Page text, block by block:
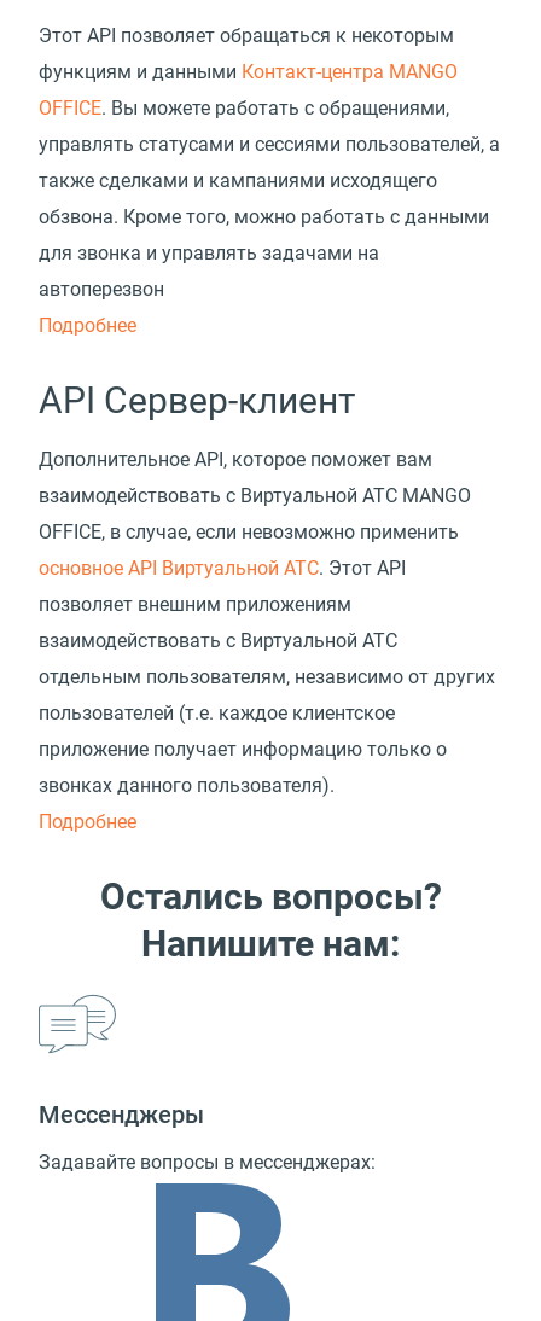
Этот API позволяет обращаться к некоторым
функциям и данными Контакт-центра MANGO
OFFICE. Вы можете работать с обращениями,
управлять статусами и сессиями пользователей, а
также сделками и кампаниями исходящего
обзвона. Кроме того, можно работать с данными
для звонка и управлять задачами на
автоперезвон
Подробнее
API Сервер-клиент
Дополнительное API, которое поможет вам
взаимодействовать с Виртуальной АТС MANGO
OFFICE, в случае, если невозможно применить
основное API Виртуальной АТС. Этот API
позволяет внешним приложениям
взаимодействовать с Виртуальной АТС
отдельным пользователям, независимо от других
пользователей (т.е. каждое клиентское
приложение получает информацию только о
звонках данного пользователя).
Подробнее
Остались вопросы?
Напишите нам:
Мессенджеры
Задавайте вопросы в мессенджерах: